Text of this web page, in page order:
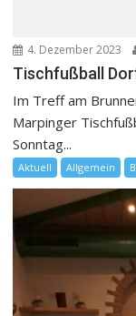
4. Dezember 2023
Tischfußball
Im Treff am
Marpinger
Sonntag...
Aktuell Allgemein